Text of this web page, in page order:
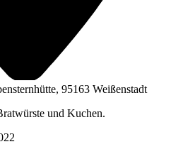
95163 Weißenstadt
und Kuchen.